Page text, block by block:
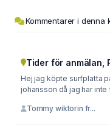
Kommentarer i denna
Tider för anmälan,
Hej jag köpte surfplatta på nättet av en person som heter jimmy
Tommy wiktorin fr...